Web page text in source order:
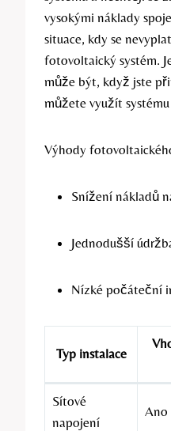
vysokými náklady
situace, kdy se
fotovoltaický systém.
může být, když jste
můžete využít
Výhody
Snížení nákladů
Jednodušší
Nízké počáteční
Typ instalace
Sítové
napojení
Ano